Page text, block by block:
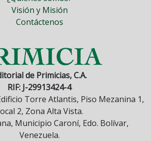
Visión y Misión
Contáctenos
de Primicias, C.A.
RIF: J-29913424-4
Torre Atlantis, Piso Mezanina 1,
2, Zona Alta Vista.
Municipio Caroní, Edo. Bolívar,
Venezuela.